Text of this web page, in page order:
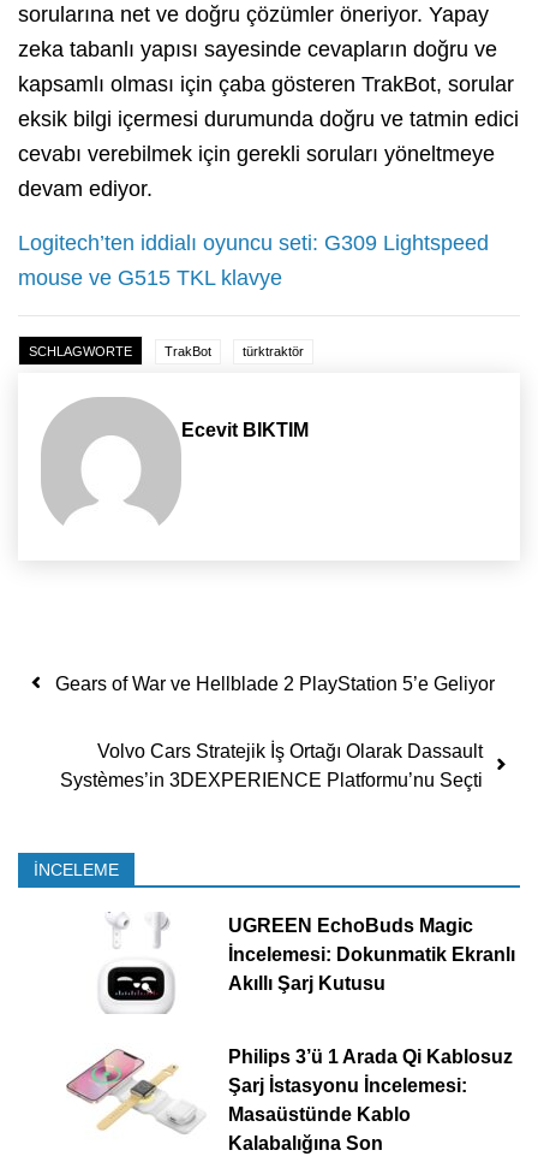
sorularına net ve doğru çözümler öneriyor. Yapay
zeka tabanlı yapısı sayesinde cevapların doğru ve
kapsamlı olması için çaba gösteren TrakBot, sorular
eksik bilgi içermesi durumunda doğru ve tatmin edici
cevabı verebilmek için gerekli soruları yöneltmeye
devam ediyor.
Logitech’ten iddialı oyuncu seti: G309 Lightspeed
mouse ve G515 TKL klavye
SCHLAGWORTE TrakBot türktraktör
Ecevit BIKTIM
Yazı dolaşımı
Gears of War ve Hellblade 2 PlayStation 5’e Geliyor
Volvo Cars Stratejik İş Ortağı Olarak Dassault
Systèmes’in 3DEXPERIENCE Platformu’nu Seçti
İNCELEME
UGREEN EchoBuds Magic
İncelemesi: Dokunmatik Ekranlı
Akıllı Şarj Kutusu
Philips 3’ü 1 Arada Qi Kablosuz
Şarj İstasyonu İncelemesi:
Masaüstünde Kablo
Kalabalığına Son